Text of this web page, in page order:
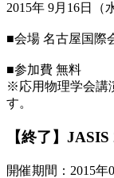
2015年 9月16日（
■会場 名古屋国際
■参加費 無料
※応用物理学会講
す。
【終了】
開催期間：2015年